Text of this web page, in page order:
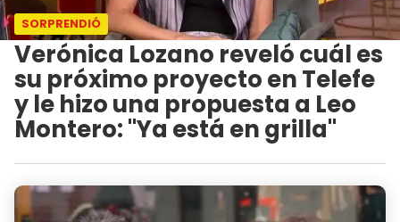
SORPRENDIÓ
Verónica Lozano reveló cuál es
su próximo proyecto en Telefe
y le hizo una propuesta a Leo
Montero: "Ya está en grilla"